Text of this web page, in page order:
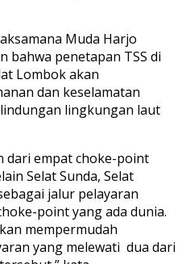
Muda Harjo
bahwa penetapan TSS di
Lombok akan
dan keselamatan
lingkungan laut
dari empat choke-point
Selat Sunda, Selat
jalur pelayaran
point yang ada dunia.
mempermudah
yang melewati dua dari